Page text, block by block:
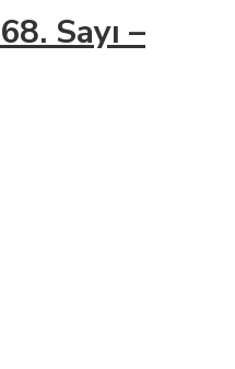
Sayı –